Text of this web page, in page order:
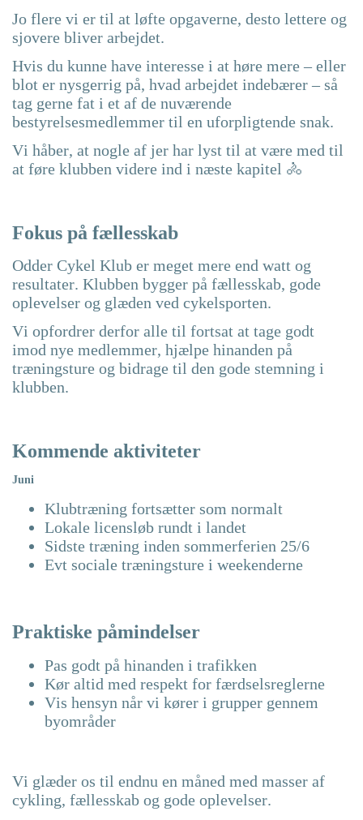
Jo flere vi er til at løfte opgaverne, desto lettere og
sjovere bliver arbejdet.
Hvis du kunne have interesse i at høre mere – eller
blot er nysgerrig på, hvad arbejdet indebærer – så
tag gerne fat i et af de nuværende
bestyrelsesmedlemmer til en uforpligtende snak.
Vi håber, at nogle af jer har lyst til at være med til
at føre klubben videre ind i næste kapitel 🚴
Fokus på fællesskab
Odder Cykel Klub er meget mere end watt og
resultater. Klubben bygger på fællesskab, gode
oplevelser og glæden ved cykelsporten.
Vi opfordrer derfor alle til fortsat at tage godt
imod nye medlemmer, hjælpe hinanden på
træningsture og bidrage til den gode stemning i
klubben.
Kommende aktiviteter
Juni
Klubtræning fortsætter som normalt
Lokale licensløb rundt i landet
Sidste træning inden sommerferien 25/6
Evt sociale træningsture i weekenderne
Praktiske påmindelser
Pas godt på hinanden i trafikken
Kør altid med respekt for færdselsreglerne
Vis hensyn når vi kører i grupper gennem
byområder
Vi glæder os til endnu en måned med masser af
cykling, fællesskab og gode oplevelser.